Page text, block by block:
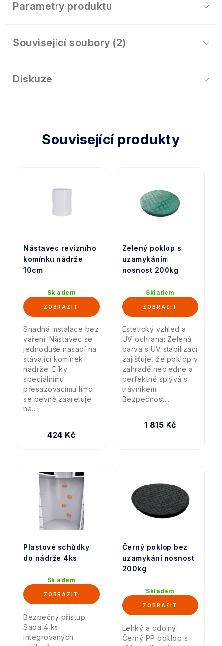
Parametry produktu
Související soubory (2)
Diskuze
Související produkty
Nástavec revizního
komínku nádrže
10cm
Skladem
424 Kč
Snadná instalace bez
vaření: Nástavec se
jednoduše nasadí na
stávající komínek
nádrže. Díky
speciálnímu
přesazovacímu límci
se pevně zaaretuje
na...
Zelený poklop s
uzamykáním
nosnost 200kg
Skladem
1 815 Kč
Estetický vzhled a
UV ochrana: Zelená
barva s UV stabilizací
zajišťuje, že poklop v
zahradě nebledne a
perfektně splývá s
trávníkem.
Bezpečnost...
Plastové schůdky
do nádrže 4ks
Skladem
Bezpečný přístup:
Sada 4 ks
integrovaných
Černý poklop bez
uzamykání nosnost
200kg
Skladem
Lehký a odolný:
Černý PP poklop s